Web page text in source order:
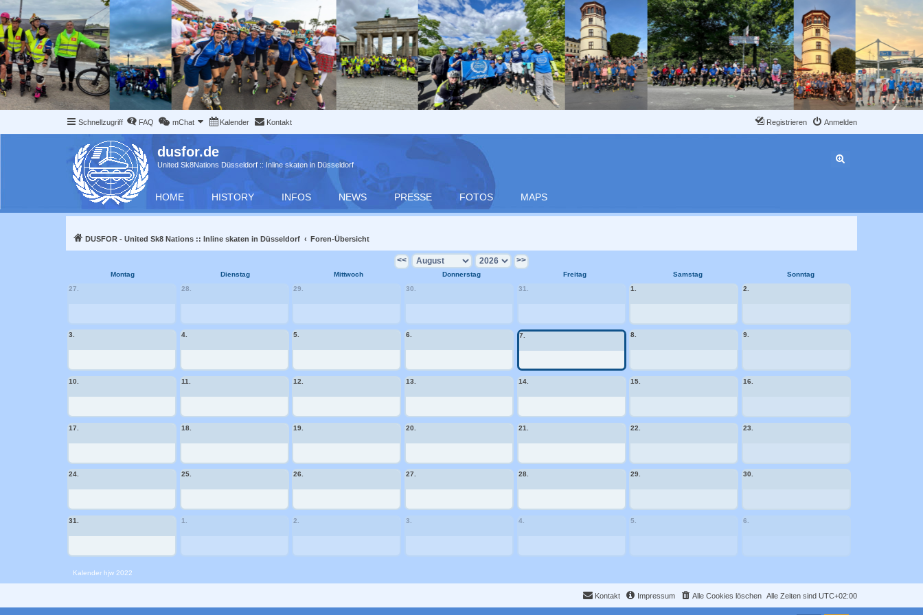
Schnellzugriff FAQ mChat Kalender Kontakt Anmelden
Registrieren
dusfor.de
United Sk8Nations Düsseldorf :: Inline skaten in Düsseldorf
HOME HISTORY INFOS NEWS PRESSE FOTOS MAPS
DUSFOR - United Sk8 Nations :: Inline skaten in Düsseldorf Foren-Übersicht
<< >>
Montag Dienstag Mittwoch Donnerstag Freitag Samstag
Sonntag
27.
28. 29. 30. 31. 1. 2.
3. 4. 5. 6. 7. 8. 9.
10. 11. 12. 13. 14. 15. 16.
17. 18. 19. 20. 21. 22. 23.
24. 25. 26. 27. 28. 29. 30.
31. 1. 2. 3. 4. 5. 6.
Kalender hjw 2022
Alle Zeiten sind UTC+02:00
Alle Cookies löschen
Impressum
Kontakt